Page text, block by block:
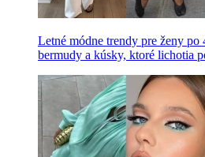
Letné módne trendy pre ženy
bermudy a kúsky, ktoré lichotia